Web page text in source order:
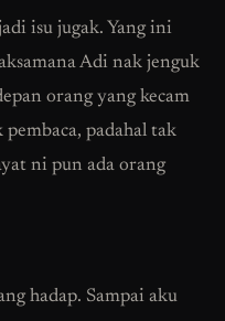
isu jugak. Yang ini
Adi nak jenguk
orang yang kecam
padahal tak
ni pun ada orang
hadap. Sampai aku